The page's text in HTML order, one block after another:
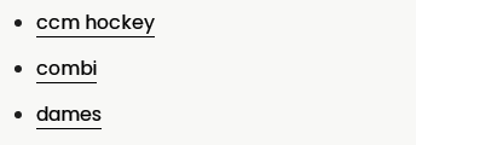
ccm hockey
combi
dames